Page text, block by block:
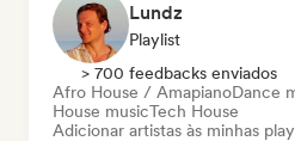
Lundz
Playlist
> 700 feedbacks enviados
Afro House / AmapianoDance
House musicTech House
Adicionar artistas às minhas